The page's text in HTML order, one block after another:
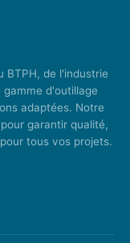
BTPH, de l'industrie
d'outillage
adaptées. Notre
garantir qualité,
tous vos projets.